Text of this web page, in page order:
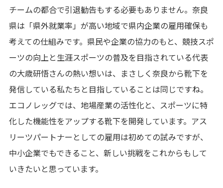
チームの都合で引退勧告もする必要もありません。奈良
県は「県外就業率」が高い地域で県内企業の雇用確保も
考えての仕組みです。県民や企業の協力のもと、競技スポ
ーツの向上と生涯スポーツの普及を目指されている代表
の大歳研悟さんの熱い想いは、まさしく奈良から靴下を
発信している私たちと目指していることは同じですね。
エコノレッグでは、地場産業の活性化と、スポーツに特
化した機能性をアップする靴下を開発しています。アス
リーツパートナーとしての雇用は初めての試みですが、
中小企業でもできること、新しい挑戦をこれからもして
いきたいと思っています。